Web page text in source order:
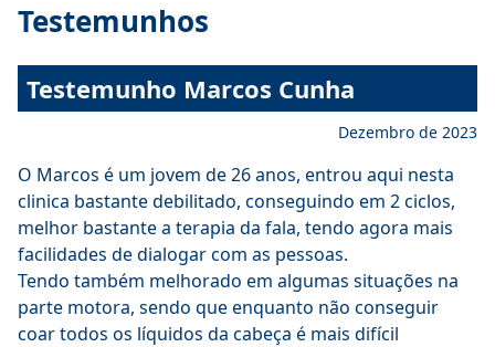
Testemunhos
Testemunho Marcos Cunha
Dezembro de 2023
O Marcos é um jovem de 26 anos, entrou aqui nesta
clinica bastante debilitado, conseguindo em 2 ciclos,
melhor bastante a terapia da fala, tendo agora mais
facilidades de dialogar com as pessoas.
Tendo também melhorado em algumas situações na
parte motora, sendo que enquanto não conseguir
coar todos os líquidos da cabeça é mais difícil